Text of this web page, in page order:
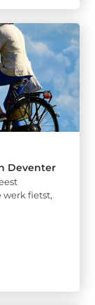
Deventer
fietst,